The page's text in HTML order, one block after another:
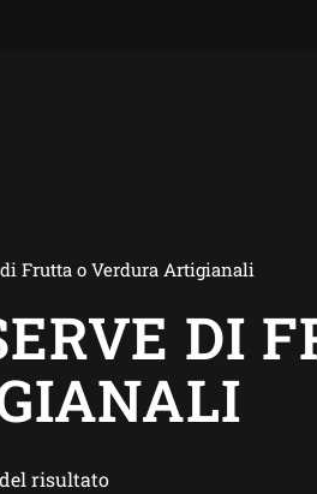
Frutta o Verdura Artigianali
DI
risultato